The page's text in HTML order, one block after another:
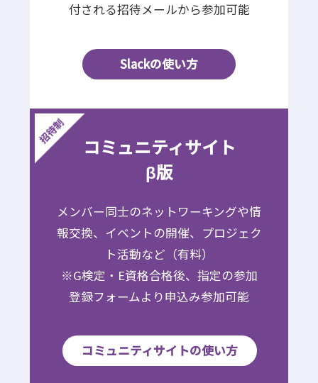
付される招待メールから参加可能
Slackの使い方
コミュニティサイト
β版
メンバー同士のネットワーキングや情
報交換、イベントの開催、プロジェク
ト活動など（有料）
※G検定・E資格合格後、指定の参加
登録フォームより申込み参加可能
コミュニティサイトの使い方